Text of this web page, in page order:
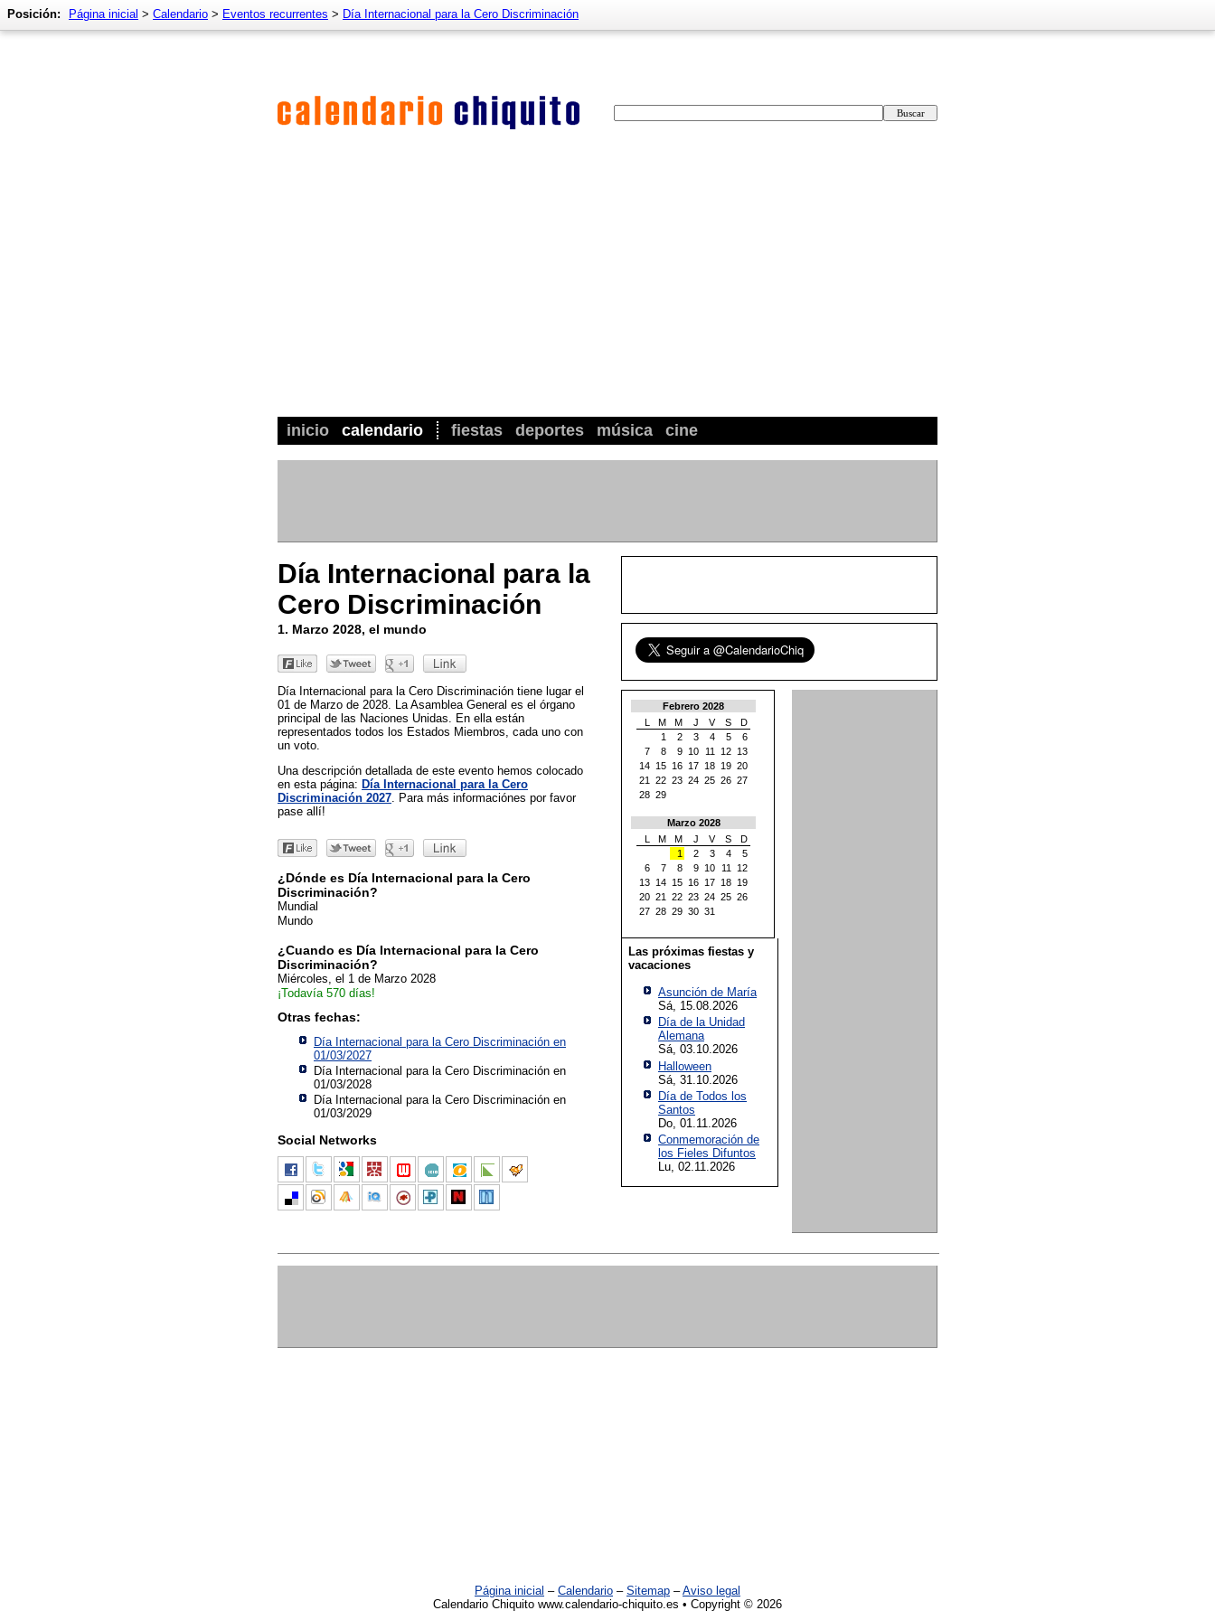
inicio calendario fiestas deportes música cine
Posición: Página inicial > Calendario > Eventos recurrentes > Día Internacional para la Cero Discriminación
Día Internacional para la
Cero Discriminación
1. Marzo 2028, el mundo
Día Internacional para la Cero Discriminación tiene lugar el
01 de Marzo de 2028. La Asamblea General es el órgano
principal de las Naciones Unidas. En ella están
representados todos los Estados Miembros, cada uno con
un voto.
Una descripción detallada de este evento hemos colocado
en esta página: Día Internacional para la Cero
Discriminación 2027 . Para más informaciónes por favor
pase allí!
¿Dónde es Día Internacional para la Cero
Discriminación?
Mundial
Mundo
¿Cuando es Día Internacional para la Cero
Discriminación?
Miércoles, el 1 de Marzo 2028
¡Todavía 570 días!
Otras fechas:
Día Internacional para la Cero Discriminación en
01/03/2027
Día Internacional para la Cero Discriminación en
01/03/2028
Día Internacional para la Cero Discriminación en
01/03/2029
Social Networks
Febrero 2028
L
M M J V S
D
1
2 3 4 5
6
7
8 9 10 11 12 13
14 15 16 17 18 19 20
21
22 23 24 25 26 27
28 29
Marzo 2028
L
M M J V S
D
1
2 3 4
5
6
7 8 9 10 11
12
13 14 15 16 17 18 19
20 21 22 23 24 25 26
27 28 29 30 31
Las próximas fiestas y
vacaciones
Asunción de María
Sá, 15.08.2026
Día de la Unidad
Alemana
Sá, 03.10.2026
Halloween
Sá, 31.10.2026
Día de Todos los
Santos
Do, 01.11.2026
Conmemoración de
los Fieles Difuntos
Lu, 02.11.2026
Página inicial – Calendario – Sitemap –Aviso legal
Calendario Chiquito www.calendario-chiquito.es • Copyright © 2026